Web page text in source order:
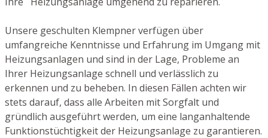
Unsere geschulten Klempner verfügen über
umfangreiche Kenntnisse und Erfahrung im Umgang mit
Heizungsanlagen und sind in der Lage, Probleme an
Ihrer Heizungsanlage schnell und verlässlich zu
erkennen und zu beheben. In diesen Fällen achten wir
stets darauf, dass alle Arbeiten mit Sorgfalt und
gründlich ausgeführt werden, um eine langanhaltende
Funktionstüchtigkeit der Heizungsanlage zu garantieren.